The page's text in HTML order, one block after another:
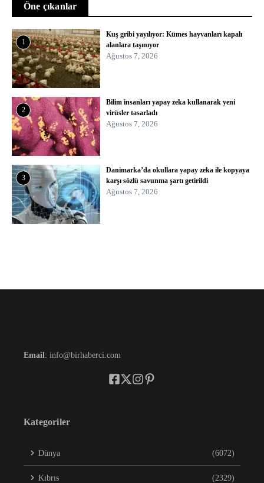
Öne çıkanlar
1
Kuş gribi yayılıyor: Kümes hayvanları kapalı
alanlara taşınıyor
Ağustos 7, 2026
2
Bilim insanları yapay zeka kullanarak yeni
virüsler tasarladı
Ağustos 7, 2026
3
Danimarka’da okullara yapay zeka ile kopyaya
karşı sözlü savunma şartı getirildi
Ağustos 7, 2026
Email: info@birhaberci.com
Kategoriler
Dünya (6072)
Kıbrıs (2329)